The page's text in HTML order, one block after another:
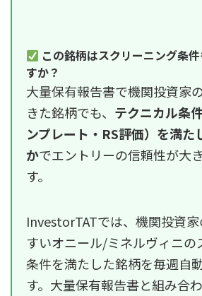
この銘柄はスクリーニング条
すか？
大量保有報告書で機関投資家
きた銘柄でも、 テクニカル条
ンプレート・RS評価）を満た
かでエントリーの信頼性が大
す。
InvestorTATでは、機関投資
すいオニール/ミネルヴィニの
条件を満たした銘柄を毎週自
す。大量保有報告書と組み合